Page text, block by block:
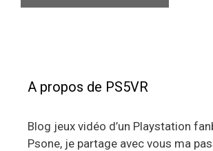
A propos de PS5VR
Blog jeux vidéo d’un Playstation
Psone, je partage avec vous ma